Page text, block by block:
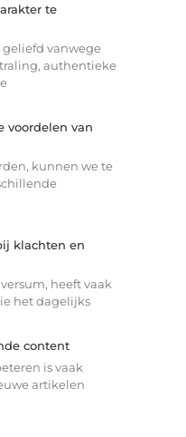
te
vanwege
authentieke
voordelen van
kunnen we te
klachten en
heeft vaak
het dagelijks
content
is vaak
artikelen